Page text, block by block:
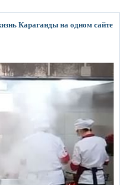
Караганды на одном сайте